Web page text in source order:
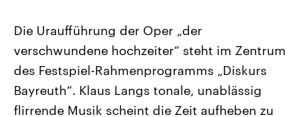
Landtagswahl Sachsen-Anhalt
2026
Alle Informationen
Aktuelle Beiträge,
Hintergründe
Die Uraufführung der Oper „der
verschwundene hochzeiter“ steht im Zentrum
des Festspiel-Rahmenprogramms „Diskurs
Bayreuth“. Klaus Langs tonale, unablässig
flirrende Musik scheint die Zeit aufheben zu